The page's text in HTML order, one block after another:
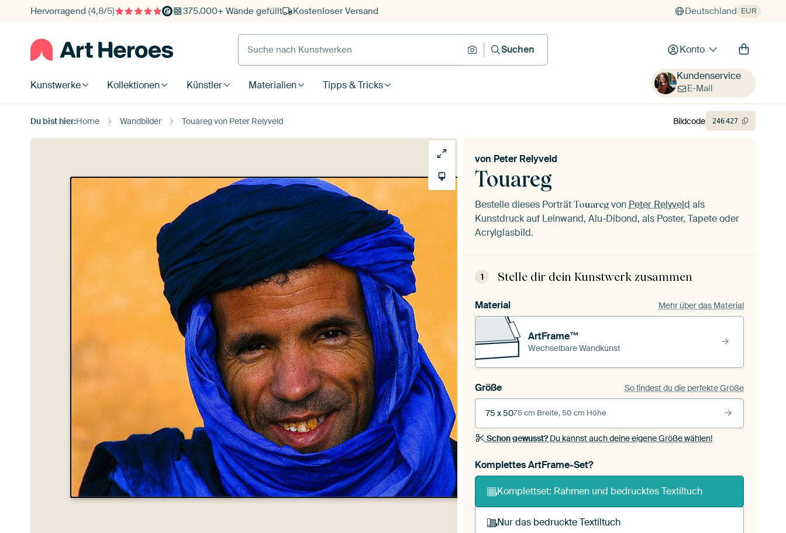
Hervorragend (4,8/5) 375.000+ Wände gefüllt Kostenloser Versand Deutschland EUR
Suche nach Kunstwerken
Suche nach Bild
Suchen Konto
Kunstwerke Kollektionen Künstler Materialien Tipps & Tricks
Kundenservice
E-Mail
Du bist hier:Home Wandbilder Touareg von Peter Relyveld
Touareg
von Peter Relyveld
Bestelle dieses Porträt Touareg von Peter Relyveld als
Kunstdruck auf Leinwand, Alu-Dibond, als Poster, Tapete oder
Acrylglasbild.
1 Stelle dir dein Kunstwerk zusammen
Material Mehr über das Material
ArtFrame™
Wechselbare Wandkunst
Größe So findest du die perfekte Größe
75 x 5075 cm Breite, 50 cm Höhe
Schon gewusst?Du kannst auch deine eigene Größe wählen!
Komplettes ArtFrame-Set?
Komplettset: Rahmen und bedrucktes Textiltuch
Nur das bedruckte Textiltuch
Bildcode 246427